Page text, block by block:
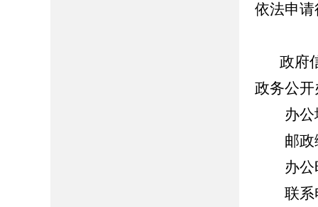
依法申
政府信
政务公开
办公地
邮政
办公时
联系电